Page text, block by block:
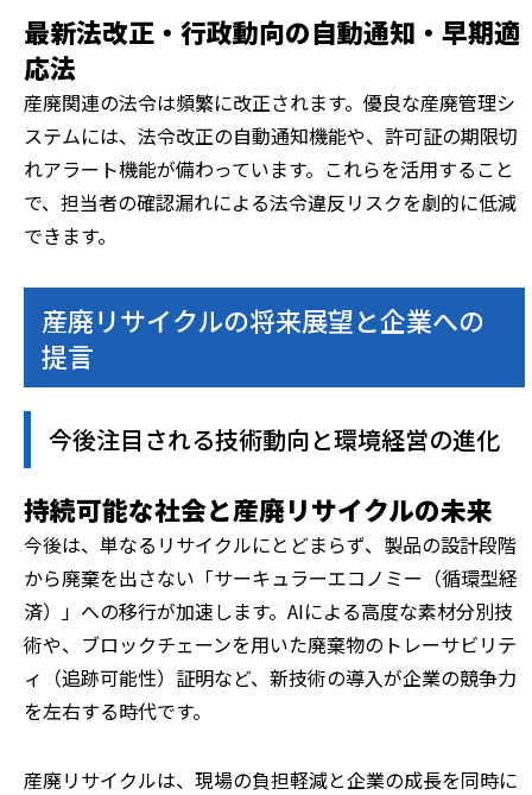
最新法改正・行政動向の自動通知・早期適
応法
産廃関連の法令は頻繁に改正されます。優良な産廃管理シ
ステムには、法令改正の自動通知機能や、許可証の期限切
れアラート機能が備わっています。これらを活用すること
で、担当者の確認漏れによる法令違反リスクを劇的に低減
できます。
産廃リサイクルの将来展望と企業への
提言
今後注目される技術動向と環境経営の進化
持続可能な社会と産廃リサイクルの未来
今後は、単なるリサイクルにとどまらず、製品の設計段階
から廃棄を出さない「サーキュラーエコノミー（循環型経
済）」への移行が加速します。AIによる高度な素材分別技
術や、ブロックチェーンを用いた廃棄物のトレーサビリテ
ィ（追跡可能性）証明など、新技術の導入が企業の競争力
を左右する時代です。
産廃リサイクルは、現場の負担軽減と企業の成長を同時に